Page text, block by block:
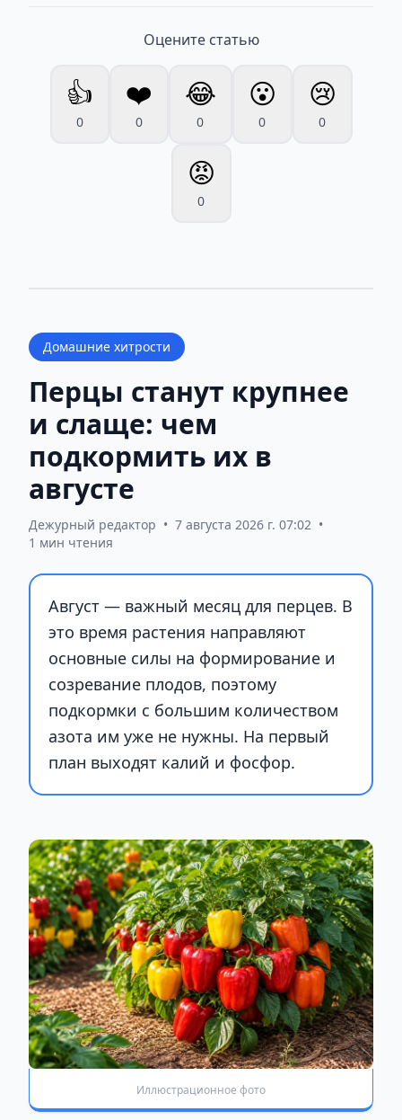
Оцените статью
👍
0
❤️
0
😂
0
😮
0
😢
0
😡
0
Домашние хитрости
Перцы станут крупнее
и слаще: чем
подкормить их в
августе
Дежурный редактор • 7 августа 2026 г. 07:02 •
1 мин чтения
Август — важный месяц для перцев. В
это время растения направляют
основные силы на формирование и
созревание плодов, поэтому
подкормки с большим количеством
азота им уже не нужны. На первый
план выходят калий и фосфор.
Иллюстрационное фото